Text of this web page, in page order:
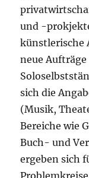
und -
künstlerische
neue
sich die
(Musik,
Bereiche wie
Buch- und
ergeben sich